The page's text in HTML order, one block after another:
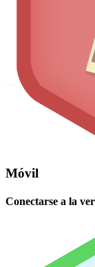
Móvil
Conectarse a la